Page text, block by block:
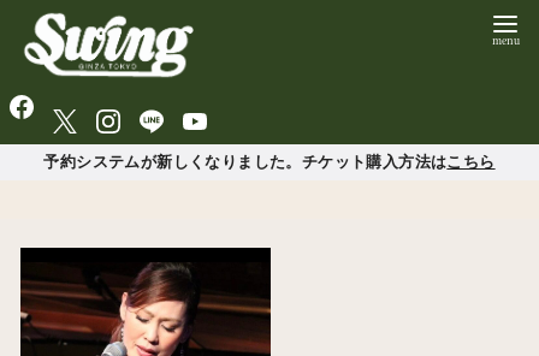
予約システムが新しくなりました。チケット購入方法はこちら